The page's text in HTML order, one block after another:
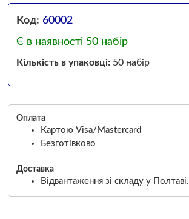
Код: 60002
Є в наявності 50 набір
Кількість в упаковці:50 набір
Оплата
Картою Visa/Mastercard
Безготівково
Доставка
Відвантаження зі складу у Полтаві.